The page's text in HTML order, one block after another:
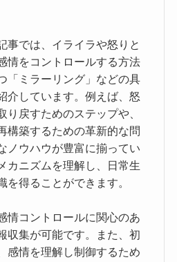
事では、イライラや怒りと
情をコントロールする方法
「ミラーリング」などの具
介しています。例えば、怒
り戻すためのステップや、
構築するための革新的な問
ノウハウが豊富に揃ってい
カニズムを理解し、日常生
を得ることができます。
情コントロールに関心のあ
収集が可能です。また、初
感情を理解し制御するため